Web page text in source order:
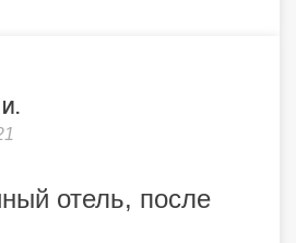
пологим входом в воду и с
дорожкой. В отеле одни
матрасы удобные, немного
но они уже почти закончили,
год, все очень достойно и
отеле второй раз, после